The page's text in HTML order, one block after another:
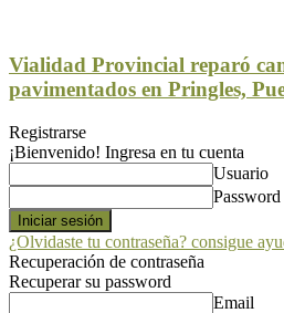
Vialidad Provincial reparó
pavimentados en Pringles,
Registrarse
¡Bienvenido! Ingresa en tu cuenta
Usuario
Password
¿Olvidaste tu contraseña? consigue
Recuperación de contraseña
Recuperar su password
Email